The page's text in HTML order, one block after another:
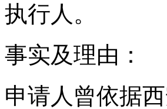
执行人。
事实及理由：
申请人曾依据